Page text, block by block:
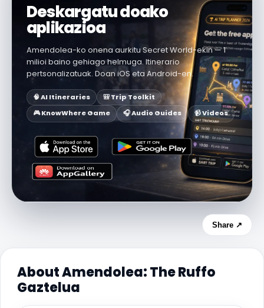
Deskargatu doako
aplikazioa
Amendolea-ko onena aurkitu Secret World-ekin — 1
milioi baino gehiago helmuga. Itinerario
pertsonalizatuak. Doan iOS eta Android-en.
🧠 AI Itineraries
🎒 Trip Toolkit
🎮 KnowWhere Game
🎧 Audio Guides 📹 Videos
Share ↗
About Amendolea: The Ruffo
Gaztelua